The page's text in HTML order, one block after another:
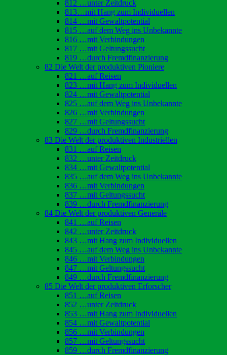
812 …unter Zeitdruck
813…mit Hang zum Individuellen
814 …mit Gewaltpotential
815 …auf dem Weg ins Unbekannte
816 …mit Verbindungen
817 …mit Geltungssucht
819 …durch Fremdfinanzierung
82 Die Welt der produktiven Pioniere
821 …auf Reisen
823 …mit Hang zum Individuellen
824 …mit Gewaltpotential
825 …auf dem Weg ins Unbekannte
826 …mit Verbindungen
827 …mit Geltungssucht
829 …durch Fremdfinanzierung
83 Die Welt der produktiven Industriellen
831 …auf Reisen
832 …unter Zeitdruck
834 …mit Gewaltpotential
835 …auf dem Weg ins Unbekannte
836 …mit Verbindungen
837 …mit Geltungssucht
839 …durch Fremdfinanzierung
84 Die Welt der produktiven Generäle
841 …auf Reisen
842 …unter Zeitdruck
843 …mit Hang zum Individuellen
845 …auf dem Weg ins Unbekannte
846 …mit Verbindungen
847 …mit Geltungssucht
849 …durch Fremdfinanzierung
85 Die Welt der produktiven Erforscher
851 …auf Reisen
852 …unter Zeitdruck
853 …mit Hang zum Individuellen
854 …mit Gewaltpotential
856 …mit Verbindungen
857 …mit Geltungssucht
859 …durch Fremdfinanzierung